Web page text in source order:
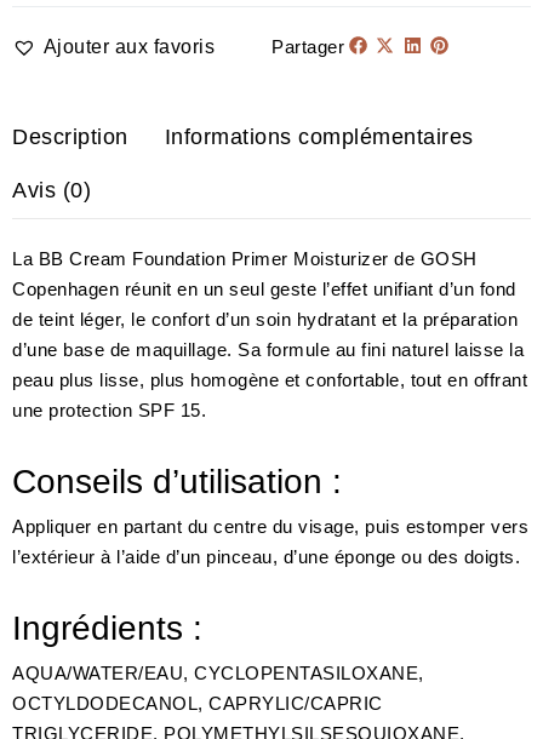
Ajouter aux favoris Partager
Description Informations complémentaires
Avis (0)
La BB Cream Foundation Primer Moisturizer de GOSH
Copenhagen réunit en un seul geste l’effet unifiant d’un fond
de teint léger, le confort d’un soin hydratant et la préparation
d’une base de maquillage. Sa formule au fini naturel laisse la
peau plus lisse, plus homogène et confortable, tout en offrant
une protection SPF 15.
Conseils d’utilisation :
Appliquer en partant du centre du visage, puis estomper vers
l’extérieur à l’aide d’un pinceau, d’une éponge ou des doigts.
Ingrédients :
AQUA/WATER/EAU, CYCLOPENTASILOXANE,
OCTYLDODECANOL, CAPRYLIC/CAPRIC
TRIGLYCERIDE, POLYMETHYLSILSESQUIOXANE,